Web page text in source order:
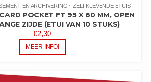
EN ARCHIVERING ZELFKLEVENDE ETUIS
POCKET FT 95 X 60 MM, OPEN
ZIJDE (ETUI VAN 10 STUKS)
€2,30
MEER INFO!